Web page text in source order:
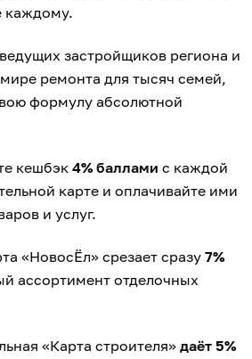
каждому.
застройщиков региона и
ремонта для тысяч семей,
формулу абсолютной
кешбэк 4% баллами с каждой
карте и оплачивайте ими
и услуг.
«НовосЁл» срезает сразу 7%
ассортимент отделочных
«Карта строителя» даёт 5%